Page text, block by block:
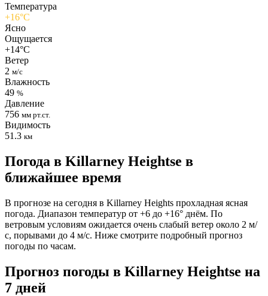
Температура
+16°C
Ясно
Ощущается
+14°C
Ветер
2 м/с
Влажность
49 %
Давление
756 мм рт.ст.
Видимость
51.3 км
Погода в Killarney Heightsе в
ближайшее время
В прогнозе на сегодня в Killarney Heights прохладная ясная
погода. Диапазон температур от +6 до +16° днём. По
ветровым условиям ожидается очень слабый ветер около 2 м/
с, порывами до 4 м/с. Ниже смотрите подробный прогноз
погоды по часам.
Прогноз погоды в Killarney Heightsе на
7 дней